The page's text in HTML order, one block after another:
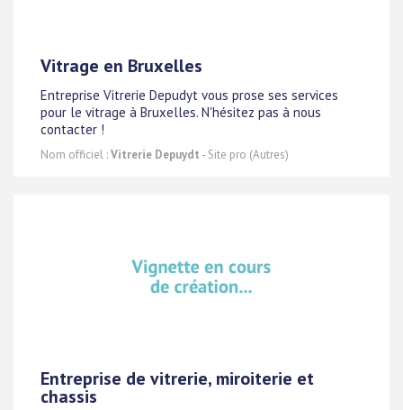
Vitrage en Bruxelles
Entreprise Vitrerie Depudyt vous prose ses services
pour le vitrage à Bruxelles. N'hésitez pas à nous
contacter !
Nom officiel :Vitrerie Depuydt - Site pro (Autres)
Entreprise de vitrerie, miroiterie et
chassis